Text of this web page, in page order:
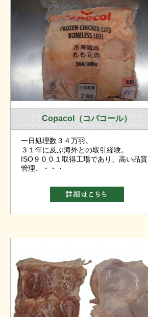
Copacol（コパコール）
一日処理数３４万羽。
３１年に及ぶ海外との取引経験。
ISO９００１取得工場であり、高い品質
管理、・・・